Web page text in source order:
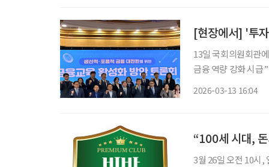
[현장에서] '투
13일 국회의원회관
금융 역량 강화 시급” 건강한 금융 생태계를 만들기 위해서는 제도 개선만으로는 한계가 있으
2026-03-13 16:04
“100세 시대,
3월 26일 오전 10시, 일반 참